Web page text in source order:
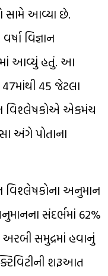
સામે આવ્યા છે.
વિજ્ઞાન
આવ્યું હતું. આ
45 જેટલા
વિશ્લેષકોએ એકમંચ
અંગે પોતાના
અનુમાન
સંદર્ભમાં 62%
સમુદ્રમાં હવાનું
શરૂઆત